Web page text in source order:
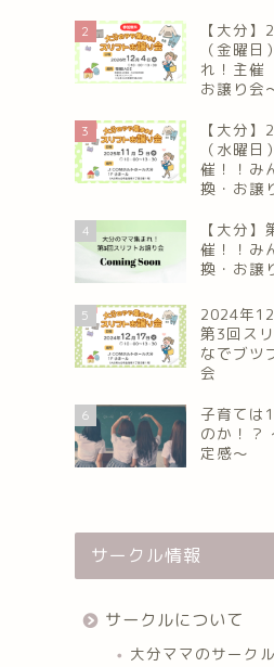
2
【大分
（金曜
れ！主
お譲り会
3
【大分
（水曜
催！！み
換・お譲
4
【大分
催！！み
換・お譲
5
2024年
第3回ス
なでブツ
会
6
子育ては
のか！？
定感～
サークル情報
サークルについて
大分ママのサークル